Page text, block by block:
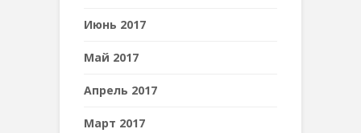
Июнь 2017
Май 2017
Апрель 2017
Март 2017